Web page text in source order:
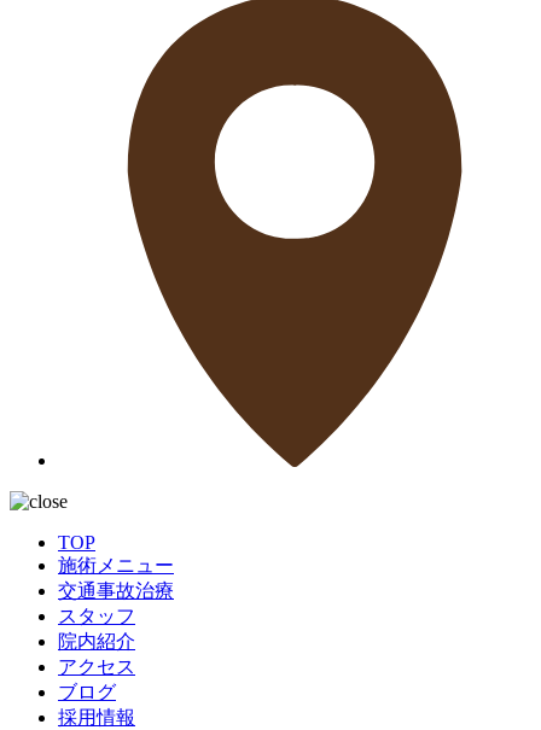
TOP
施術メニュー
交通事故治療
スタッフ
院内紹介
アクセス
ブログ
採用情報